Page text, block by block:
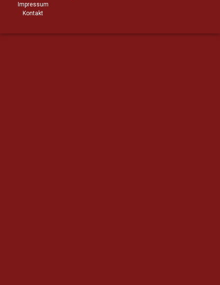
Impressum
Kontakt